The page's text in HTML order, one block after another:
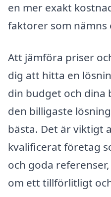
en mer exakt
faktorer som nämns
Att jämföra priser
dig att hitta en
din budget och dina
den billigaste
bästa. Det är viktigt
kvalificerat företag
och goda
om ett tillförlitligt